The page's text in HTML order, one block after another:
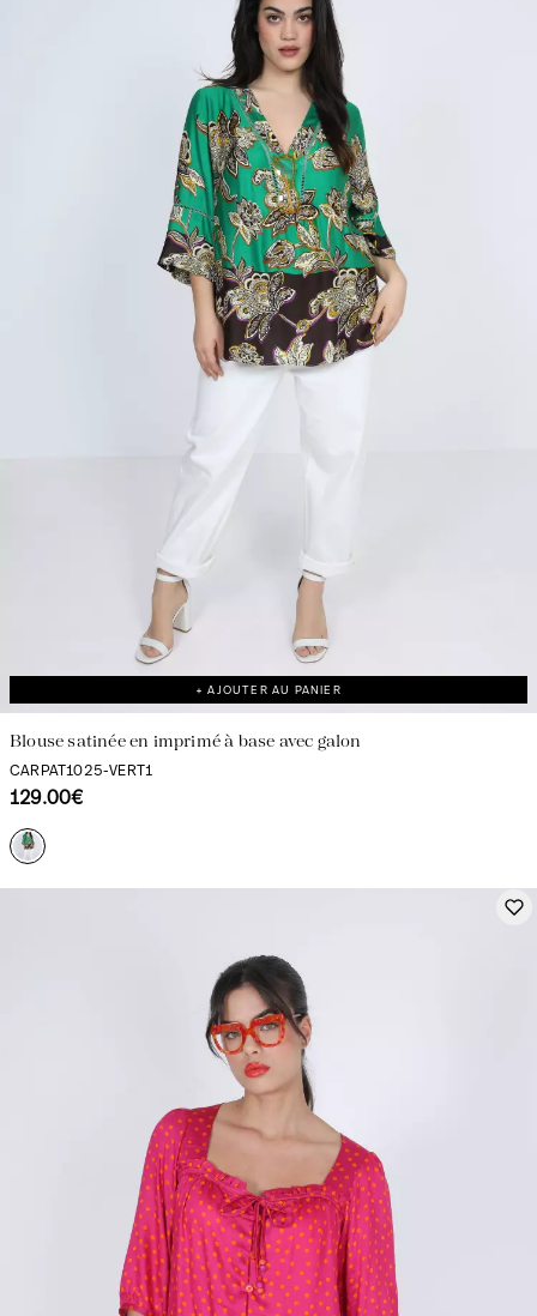
+ AJOUTER AU PANIER
Blouse satinée en imprimé à base avec galon
CARPAT1025-VERT1
129.00€